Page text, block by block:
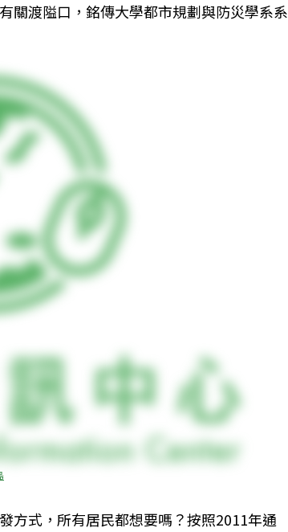
關渡隘口，銘傳大學都市規劃與防災學系系
方式，所有居民都想要嗎？按照2011年通